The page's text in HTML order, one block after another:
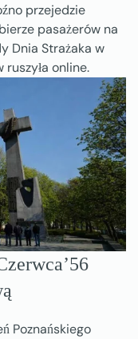
przejedzie
pasażerów na
Dnia Strażaka w
online.
Poznańskiego